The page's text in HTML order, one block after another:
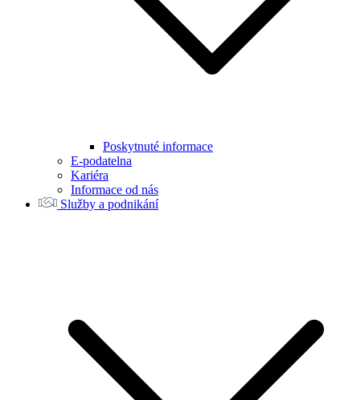
Poskytnuté informace
E-podatelna
Kariéra
Informace od nás
Služby a podnikání